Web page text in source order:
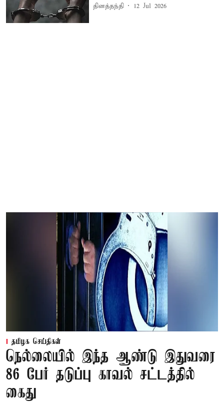
தினத்தந்தி 12 Jul 2026
தமிழக செய்திகள்
நெல்லையில் இந்த ஆண்டு இதுவரை
86 பேர் தடுப்பு காவல் சட்டத்தில்
கைது